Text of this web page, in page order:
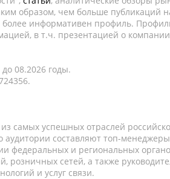
образом, чем больше публикаций
более информативен профиль.
в т.ч. презентацией о
08.2026 годы.
самых успешных отраслей
составляют топ-
федеральных и региональных
розничных сетей, а также
и услуг связи.